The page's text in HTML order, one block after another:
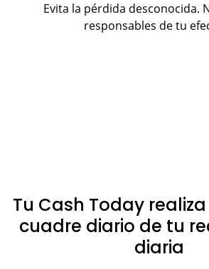
Evita la pérdida desconocida.
responsables de tu
Tu Cash Today
cuadre diario de tu
diaria